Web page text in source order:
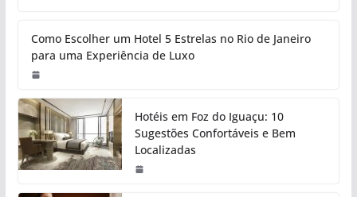
Como Escolher um Hotel 5 Estrelas
no Rio de Janeiro para uma
Hotéis em Foz do Iguaçu: 10
Sugestões Confortáveis e Bem
Localizadas